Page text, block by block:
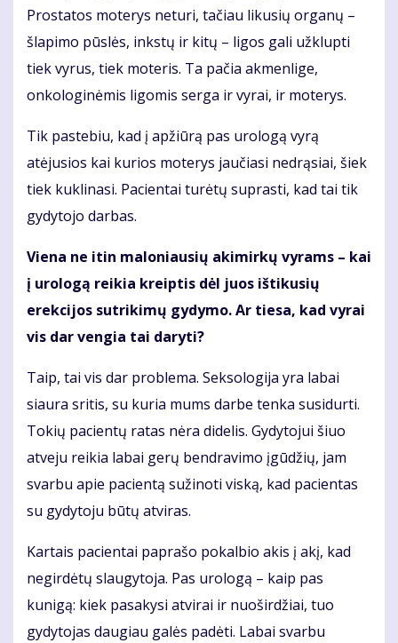
Prostatos moterys neturi, tačiau likusių organų –
šlapimo pūslės, inkstų ir kitų – ligos gali užklupti
tiek vyrus, tiek moteris. Ta pačia akmenlige,
onkologinėmis ligomis serga ir vyrai, ir moterys.
Tik pastebiu, kad į apžiūrą pas urologą vyrą
atėjusios kai kurios moterys jaučiasi nedrąsiai, šiek
tiek kuklinasi. Pacientai turėtų suprasti, kad tai tik
gydytojo darbas.
Viena ne itin maloniausių akimirkų vyrams – kai
į urologą reikia kreiptis dėl juos ištikusių
erekcijos sutrikimų gydymo. Ar tiesa, kad vyrai
vis dar vengia tai daryti?
Taip, tai vis dar problema. Seksologija yra labai
siaura sritis, su kuria mums darbe tenka susidurti.
Tokių pacientų ratas nėra didelis. Gydytojui šiuo
atveju reikia labai gerų bendravimo įgūdžių, jam
svarbu apie pacientą sužinoti viską, kad pacientas
su gydytoju būtų atviras.
Kartais pacientai paprašo pokalbio akis į akį, kad
negirdėtų slaugytoja. Pas urologą – kaip pas
kunigą: kiek pasakysi atvirai ir nuoširdžiai, tuo
gydytojas daugiau galės padėti. Labai svarbu